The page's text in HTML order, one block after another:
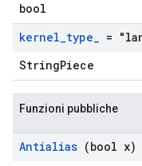
bool
kernel_type_ =
StringPiece
Funzioni pubbliche
Antialias (bool x)